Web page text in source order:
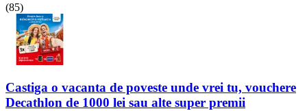
(85)
Castiga o vacanta de poveste unde vrei tu, vouchere
Decathlon de 1000 lei sau alte super premii